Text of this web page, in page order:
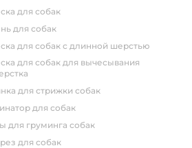
для собак
для собак
для собак с длинной шерстью
для стрижки собак
для собак
для груминга собак
для собак